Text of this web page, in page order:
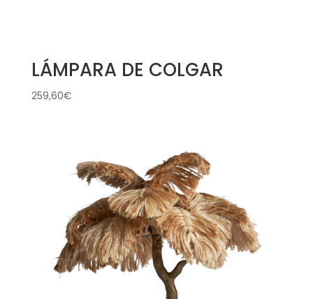
LÁMPARA DE COLGAR
259,60€